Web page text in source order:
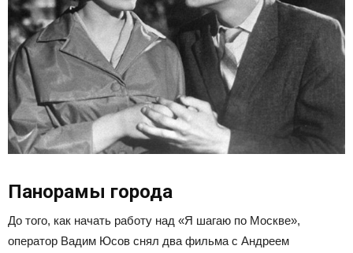
Панорамы города
До того, как начать работу над «Я шагаю по Москве»,
оператор Вадим Юсов снял два фильма с Андреем